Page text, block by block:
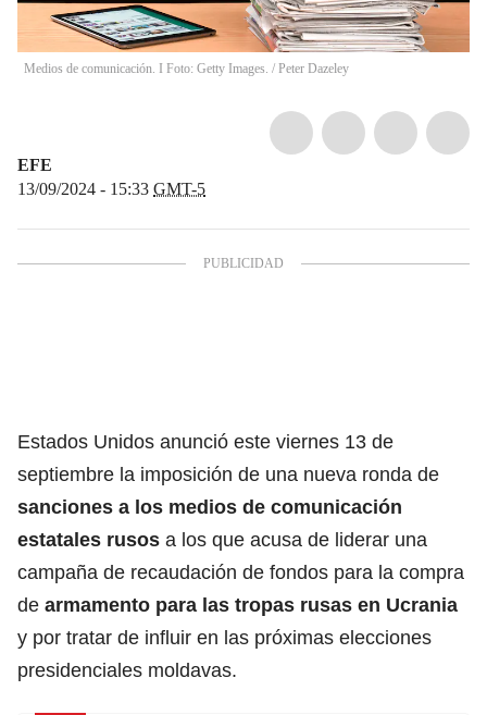
Medios de comunicación. I Foto: Getty Images. / Peter Dazeley
EFE
13/09/2024 - 15:33 GMT-5
Estados Unidos anunció este viernes 13 de
septiembre la imposición de una nueva ronda de
sanciones a los medios de comunicación
estatales rusos a los que acusa de liderar una
campaña de recaudación de fondos para la compra
de armamento para las tropas rusas en Ucrania
y por tratar de influir en las próximas elecciones
presidenciales moldavas.